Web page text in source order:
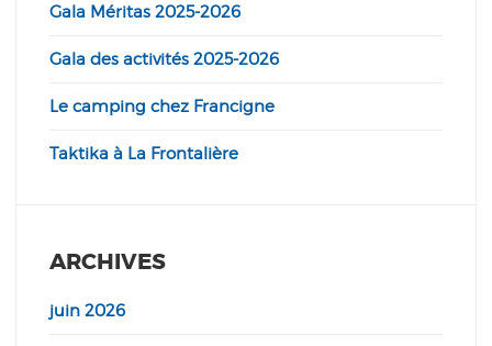
Gala Méritas 2025-2026
Gala des activités 2025-2026
Le camping chez Francigne
Taktika à La Frontalière
ARCHIVES
juin 2026